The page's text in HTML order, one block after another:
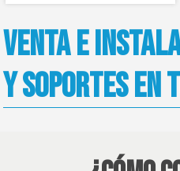
Venta e
y soportes en